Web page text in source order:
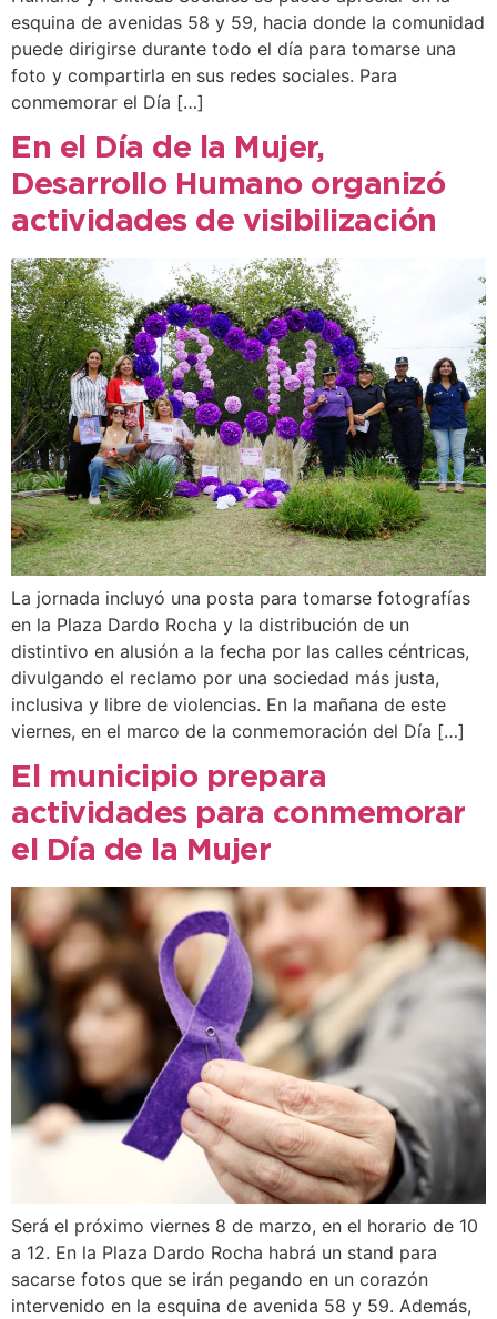
esquina de avenidas 58 y 59, hacia donde la comunidad
puede dirigirse durante todo el día para tomarse una
foto y compartirla en sus redes sociales. Para
conmemorar el Día […]
En el Día de la Mujer,
Desarrollo Humano organizó
actividades de visibilización
La jornada incluyó una posta para tomarse fotografías
en la Plaza Dardo Rocha y la distribución de un
distintivo en alusión a la fecha por las calles céntricas,
divulgando el reclamo por una sociedad más justa,
inclusiva y libre de violencias. En la mañana de este
viernes, en el marco de la conmemoración del Día […]
El municipio prepara
actividades para conmemorar
el Día de la Mujer
Será el próximo viernes 8 de marzo, en el horario de 10
a 12. En la Plaza Dardo Rocha habrá un stand para
sacarse fotos que se irán pegando en un corazón
intervenido en la esquina de avenida 58 y 59. Además,